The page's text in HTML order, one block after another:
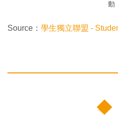
動
Source： 學生獨立聯盟 -